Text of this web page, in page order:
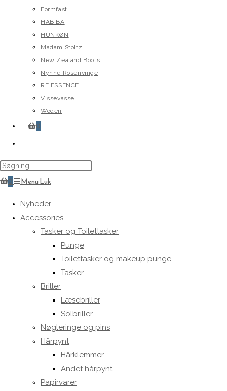
Formfast
HABIBA
HUNKØN
Madam Stoltz
New Zealand Boots
Nynne Rosenvinge
RE.ESSENCE
Vissevasse
Woden
0
website
search
0 MenuLuk
Nyheder
Accessories
Tasker og Toilettasker
Punge
Toilettasker og makeup punge
Tasker
Briller
Læsebriller
Solbriller
Nøgleringe og pins
Hårpynt
Hårklemmer
Andet hårpynt
Papirvarer